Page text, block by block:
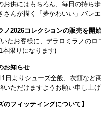
お供にはもちろん、毎日の持ち
さんが描く「夢かわいい」バレ
ノ2026コレクションの販売を開
たお客様に、デラロミラノのロ
本限りになります)
お知らせ
1日よりシューズ全般、衣類など
いただけますようお願い申し上
のフィッティングについて】